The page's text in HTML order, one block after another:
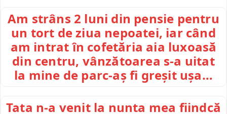
Am strâns 2 luni din pensie pentru
un tort de ziua nepoatei, iar când
am intrat în cofetăria aia luxoasă
din centru, vânzătoarea s-a uitat
la mine de parc-aș fi greșit ușa…
Tata n-a venit la nunta mea fiindcă